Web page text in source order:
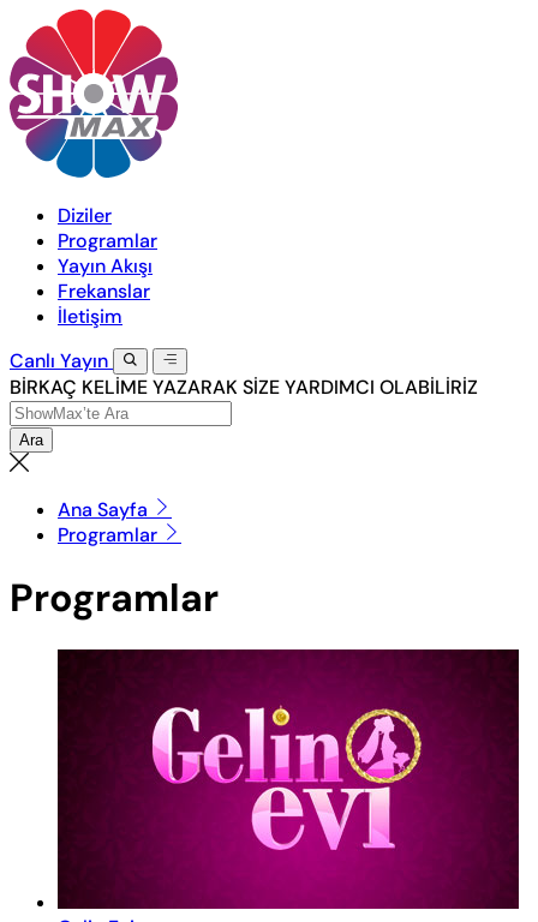
Diziler
Programlar
Yayın Akışı
Frekanslar
İletişim
Canlı Yayın
BİRKAÇ KELİME YAZARAK SİZE YARDIMCI OLABİLİRİZ
Ara
Ana Sayfa
Programlar
Programlar